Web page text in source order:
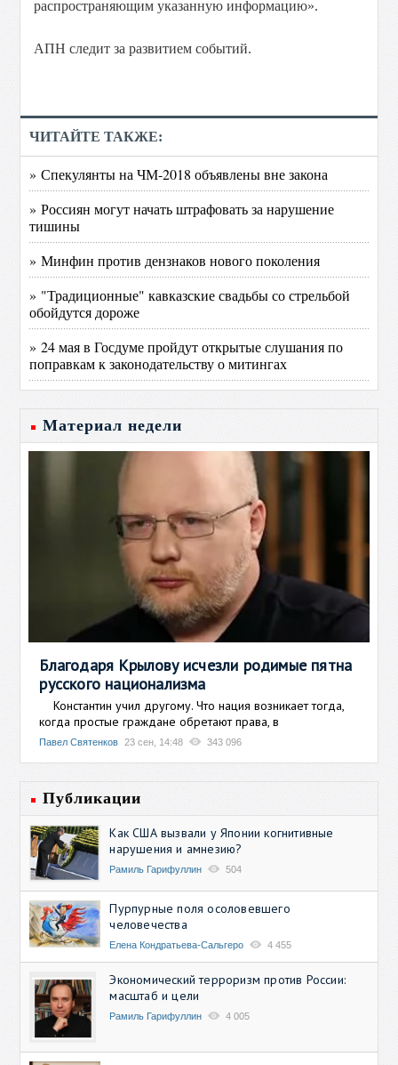
распространяющим указанную информацию».
АПН следит за развитием событий.
ЧИТАЙТЕ ТАКЖЕ:
» Спекулянты на ЧМ-2018 объявлены вне закона
» Россиян могут начать штрафовать за нарушение
тишины
» Минфин против дензнаков нового поколения
» "Традиционные" кавказские свадьбы со стрельбой
обойдутся дороже
» 24 мая в Госдуме пройдут открытые слушания по
поправкам к законодательству о митингах
Материал недели
Благодаря Крылову исчезли родимые пятна
русского национализма
Константин учил другому. Что нация возникает тогда,
когда простые граждане обретают права, в
Павел Святенков 23 сен, 14:48 343 096
Публикации
Как США вызвали у Японии когнитивные
нарушения и амнезию?
Рамиль Гарифуллин 504
Пурпурные поля осоловевшего
человечества
Елена Кондратьева-Сальгеро 4 455
Экономический терроризм против России:
масштаб и цели
Рамиль Гарифуллин 4 005